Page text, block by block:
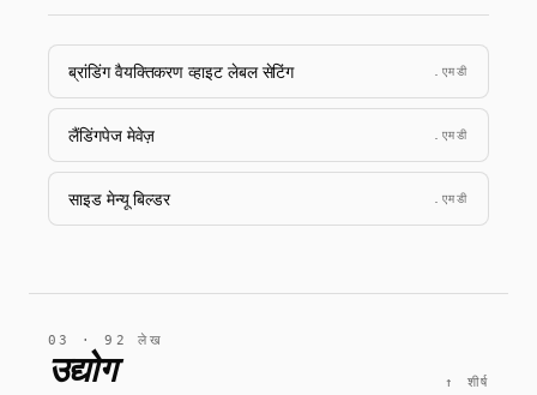
ब्रांडिंग वैयक्तिकरण व्हाइट लेबल सेटिंग .एमडी
लैंडिंगपेज मेवेज़ .एमडी
साइड मेन्यू बिल्डर .एमडी
03 · 92 लेख
उद्योग ↑ शीर्ष